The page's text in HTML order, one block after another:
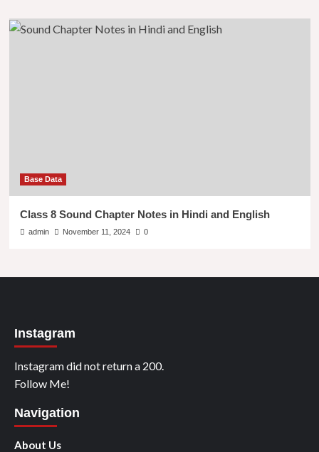
Base Data
Class 8 Sound Chapter Notes in Hindi and English
admin November 11, 2024 0
Instagram
Instagram did not return a 200.
Follow Me!
Navigation
About Us